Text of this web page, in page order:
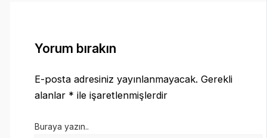
Yorum bırakın
E-posta adresiniz yayınlanmayacak. Gerekli
alanlar * ile işaretlenmişlerdir
Buraya yazın..